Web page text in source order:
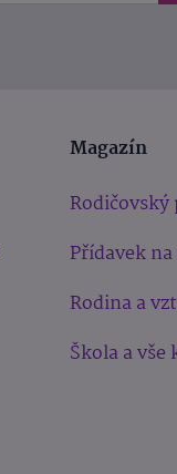
Magazín
Přídavek
Rodina a
Škola a vše